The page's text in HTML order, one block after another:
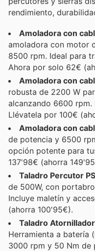
rendimiento,
Amoladora con
amoladora con motor
8500 rpm. Ideal para
Ahora por solo 62€
Amoladora con
robusta de 2200 W
alcanzando 6600
Llévatela por 100€
Amoladora con
de potencia y 6500
opción potente para
137'98€ (ahorra
Taladro Percutor
de 500W, con
Incluye maletín y
(ahorra 100'95€).
Taladro
Herramienta a batería
3000 rpm y 50 Nm de